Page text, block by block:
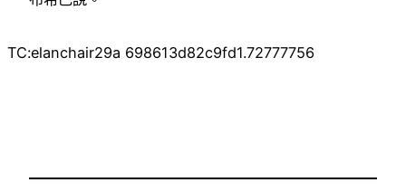
TC:elanchair29a 698613d82c9fd1.72777756